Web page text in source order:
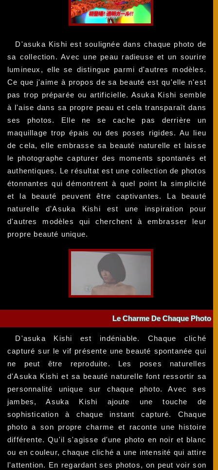
D'asuka Kishi est soulignée dans chaque photo de
sa collection. Avec une peau radieuse et un sourire
lumineux, elle se distingue parmi d'autres modèles.
Ce que j'aime à propos de sa beauté est qu'elle n'est
pas trop préparée ou artificielle. Asuka Kishi semble
à l'aise dans sa propre peau et cela transparaît dans
ses photos. Elle ne se cache pas derrière un
maquillage trop épais ou des poses rigides. Au lieu
de cela, elle embrasse sa beauté naturelle et laisse
le photographe capturer des moments spontanés et
authentiques. Le résultat est une collection de photos
étonnantes qui démontrent à quel point la simplicité
et la beauté peuvent être captivantes. La beauté
naturelle d'Asuka Kishi est une inspiration pour
d'autres modèles qui cherchent à embrasser leur
propre beauté unique.
Le Charme De Chaque Photo
D'asuka Kishi est indéniable. Chaque cliché
capturé sur le vif présente une beauté spontanée qui
ne peut être reproduite. Les poses naturelles
d'Asuka Kishi et sa beauté naturelle font ressortir sa
personnalité unique sur chaque photo. Avec ses
jambes, Asuka Kishi ajoute une touche de
sophistication à chaque instant capturé. Chaque
photo a son propre charme et raconte une histoire
différente. Qu'il s'agisse d'une photo en noir et blanc
ou en couleur, chaque cliché a une intensité qui attire
l'attention. En regardant ses photos, on peut voir son